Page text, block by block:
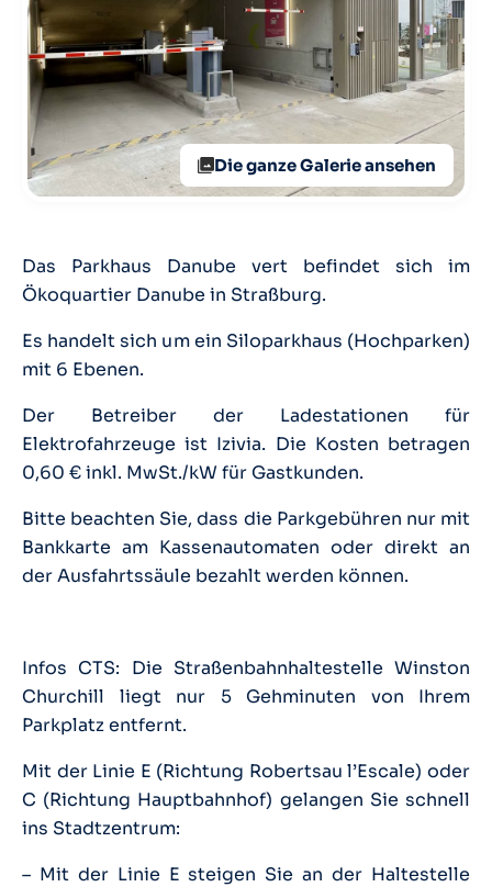
Die ganze Galerie ansehen
Das Parkhaus Danube vert befindet sich im
Ökoquartier Danube in Straßburg.
Es handelt sich um ein Siloparkhaus (Hochparken)
mit 6 Ebenen.
Der Betreiber der Ladestationen für
Elektrofahrzeuge ist Izivia. Die Kosten betragen
0,60 € inkl. MwSt./kW für Gastkunden.
Bitte beachten Sie, dass die Parkgebühren nur mit
Bankkarte am Kassenautomaten oder direkt an
der Ausfahrtssäule bezahlt werden können.
Infos CTS: Die Straßenbahnhaltestelle Winston
Churchill liegt nur 5 Gehminuten von Ihrem
Parkplatz entfernt.
Mit der Linie E (Richtung Robertsau l’Escale) oder
C (Richtung Hauptbahnhof) gelangen Sie schnell
ins Stadtzentrum:
– Mit der Linie E steigen Sie an der Haltestelle